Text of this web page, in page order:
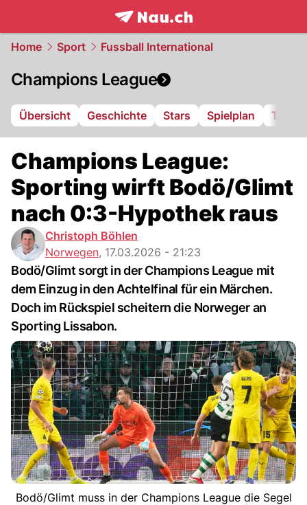
frontpage.NAU.ch
Home Sport Fussball International
Champions League
Übersicht Geschichte Stars Spielplan
Champions League:
Sporting wirft Bodö/Glimt
nach 0:3-Hypothek raus
Christoph Böhlen
Norwegen, 17.03.2026 - 21:23
Bodö/Glimt sorgt in der Champions League mit
dem Einzug in den Achtelfinal für ein Märchen.
Doch im Rückspiel scheitern die Norweger an
Sporting Lissabon.
Bodö/Glimt muss in der Champions League die Segel